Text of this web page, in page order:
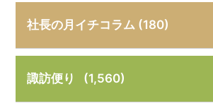
社長の月イチコラム (180)
諏訪便り (1,560)